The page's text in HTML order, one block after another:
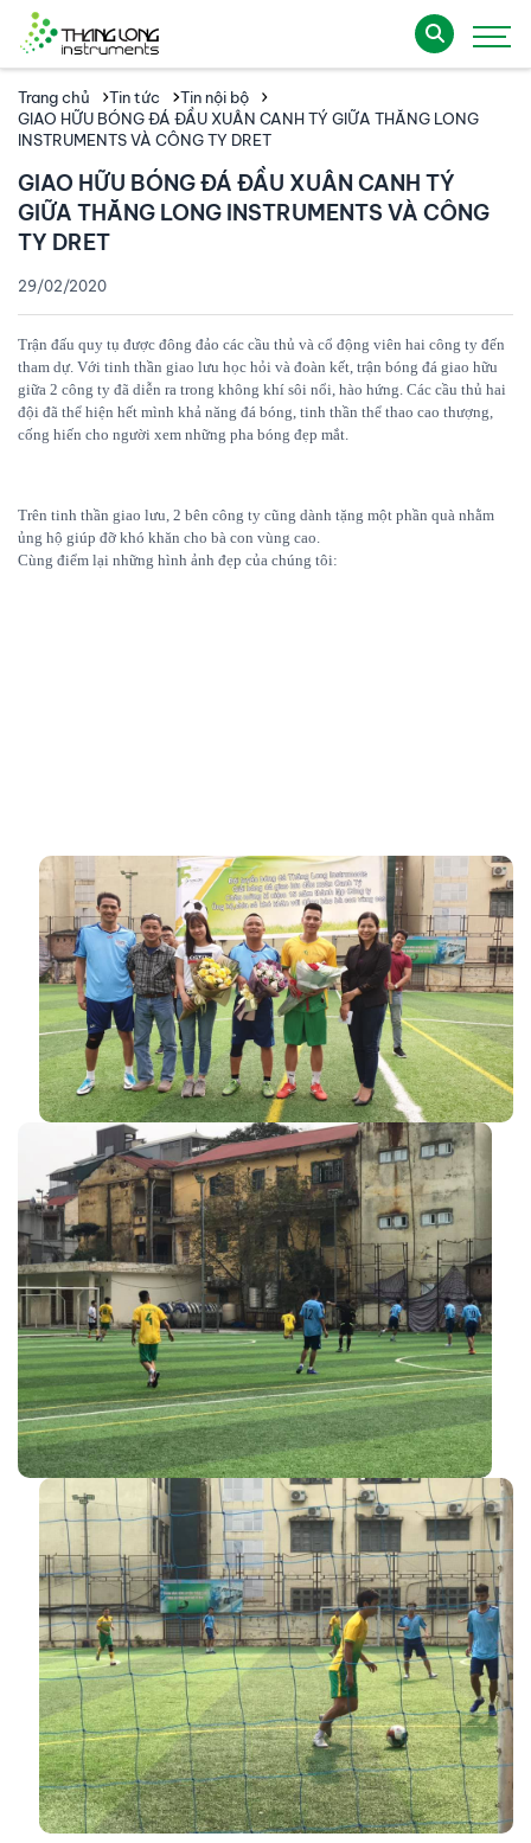
Trang chủ Tin tức
Tin nội bộ
GIAO HỮU BÓNG ĐÁ ĐẦU XUÂN CANH TÝ GIỮA THĂNG LONG
INSTRUMENTS VÀ CÔNG TY DRET
GIAO HỮU BÓNG ĐÁ ĐẦU XUÂN CANH TÝ
GIỮA THĂNG LONG INSTRUMENTS VÀ CÔNG
TY DRET
29/02/2020
Trận đấu quy tụ được đông đảo các cầu thủ và cổ động viên hai công ty đến
tham dự. Với tinh thần giao lưu học hỏi và đoàn kết, trận bóng đá giao hữu
giữa 2 công ty đã diễn ra trong không khí sôi nổi, hào hứng. Các cầu thủ hai
đội đã thể hiện hết mình khả năng đá bóng, tinh thần thể thao cao thượng,
cống hiến cho người xem những pha bóng đẹp mắt.
Trên tinh thần giao lưu, 2 bên công ty cũng dành tặng một phần quà nhằm
ủng hộ giúp đỡ khó khăn cho bà con vùng cao.
Cùng điểm lại những hình ảnh đẹp của chúng tôi: